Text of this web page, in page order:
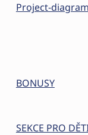
Project-diagram
BONUSY
SEKCE PRO